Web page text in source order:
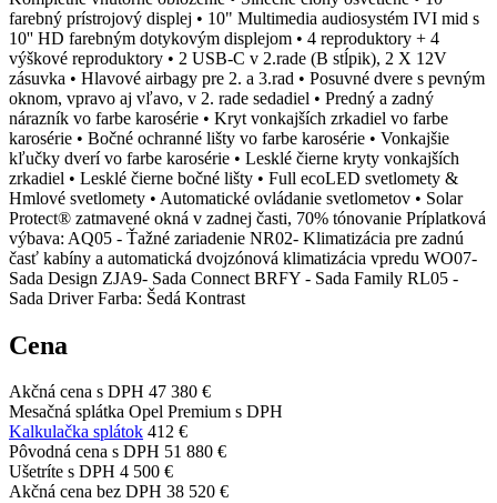
farebný prístrojový displej • 10" Multimedia audiosystém IVI mid s
10'' HD farebným dotykovým displejom • 4 reproduktory + 4
výškové reproduktory • 2 USB-C v 2.rade (B stĺpik), 2 X 12V
zásuvka • Hlavové airbagy pre 2. a 3.rad • Posuvné dvere s pevným
oknom, vpravo aj vľavo, v 2. rade sedadiel • Predný a zadný
nárazník vo farbe karosérie • Kryt vonkajších zrkadiel vo farbe
karosérie • Bočné ochranné lišty vo farbe karosérie • Vonkajšie
kľučky dverí vo farbe karosérie • Lesklé čierne kryty vonkajších
zrkadiel • Lesklé čierne bočné lišty • Full ecoLED svetlomety &
Hmlové svetlomety • Automatické ovládanie svetlometov • Solar
Protect® zatmavené okná v zadnej časti, 70% tónovanie Príplatková
výbava: AQ05 - Ťažné zariadenie NR02- Klimatizácia pre zadnú
časť kabíny a automatická dvojzónová klimatizácia vpredu WO07-
Sada Design ZJA9- Sada Connect BRFY - Sada Family RL05 -
Sada Driver Farba: Šedá Kontrast
Cena
Akčná cena s DPH 47 380 €
Mesačná splátka Opel Premium s DPH
Kalkulačka splátok 412 €
Pôvodná cena s DPH 51 880 €
Ušetríte s DPH 4 500 €
Akčná cena bez DPH 38 520 €